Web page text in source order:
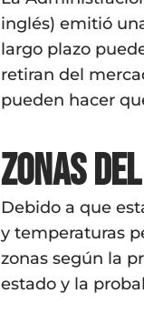
inglés) emitió
largo plazo
retiran del
pueden hacer
Zonas
Debido a que
y temperaturas
zonas según la
estado y la